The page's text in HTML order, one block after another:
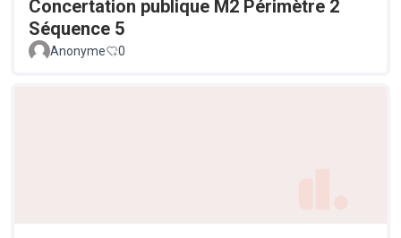
Concertation publique M2 Périmètre 2
Séquence 5
Anonyme 0